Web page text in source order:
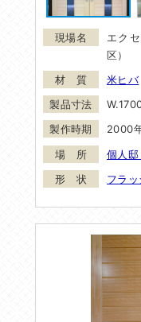
エク
区）
米ヒバ
2000
個人邸
フラ